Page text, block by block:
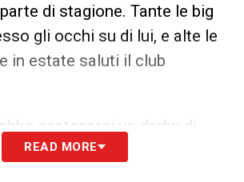
di stagione. Tante le big
gli occhi su di lui, e alte le
in estate saluti il club
scatenarsi un derby di
giocatore, che piace alla Roma
READ MORE